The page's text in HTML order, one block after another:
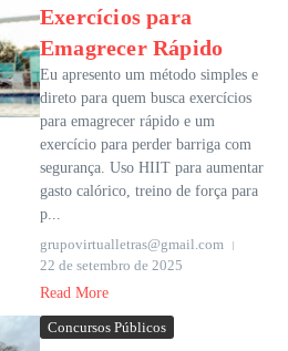
Exercícios para
Emagrecer Rápido
Eu apresento um método simples e
direto para quem busca exercícios
para emagrecer rápido e um
exercício para perder barriga com
segurança. Uso HIIT para aumentar
gasto calórico, treino de força para
p...
grupovirtualletras@gmail.com
22 de setembro de 2025
Read More
Concursos Públicos